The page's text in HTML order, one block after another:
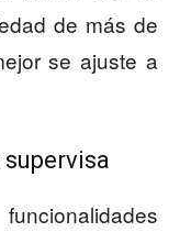
de más de
se ajuste a
supervisa